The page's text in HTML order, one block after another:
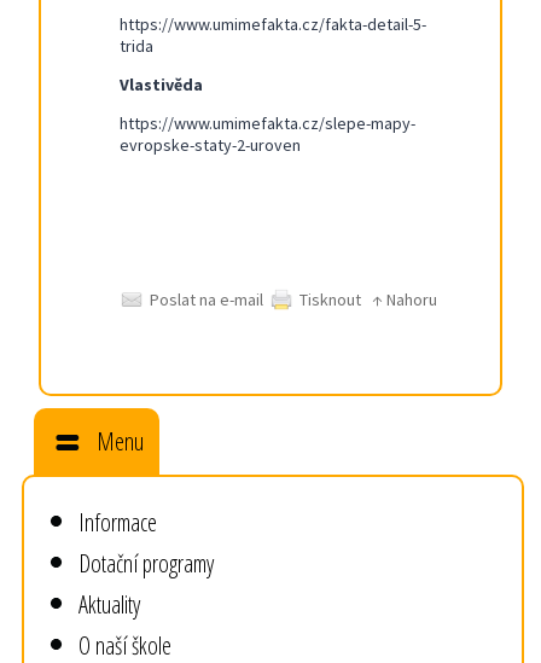
https://www.umimefakta.cz/fakta-detail-5-
trida
Vlastivěda
https://www.umimefakta.cz/slepe-mapy-
evropske-staty-2-uroven
Poslat na e-mail Tisknout ↑ Nahoru
Menu
Informace
Dotační programy
Aktuality
O naší škole